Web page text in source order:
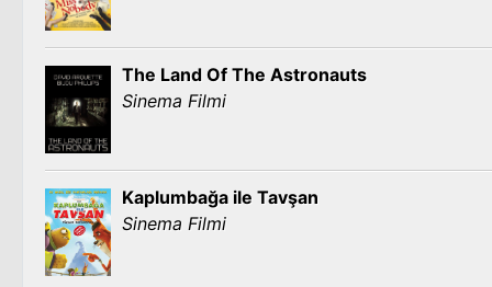
The Land Of The Astronauts
Sinema Filmi
Kaplumbağa ile Tavşan
Sinema Filmi